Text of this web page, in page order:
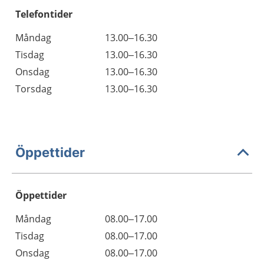
Telefontider
Måndag
13.00–16.30
Tisdag
13.00–16.30
Onsdag
13.00–16.30
Torsdag
13.00–16.30
Öppettider
Öppettider
Dag
Öppettider
Kommentarer
Måndag
08.00–17.00
Tisdag
08.00–17.00
Onsdag
08.00–17.00